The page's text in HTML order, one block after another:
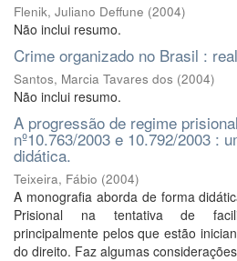
Flenik, Juliano Deffune (2004)
Não inclui resumo.
Crime organizado no Brasil :
Santos, Marcia Tavares dos (2004)
Não inclui resumo.
A progressão de regime
nº10.763/2003 e 10.792/2003 :
didática.
Teixeira, Fábio (2004)
A monografia aborda de forma
Prisional na tentativa de
principalmente pelos que estão
do direito. Faz algumas